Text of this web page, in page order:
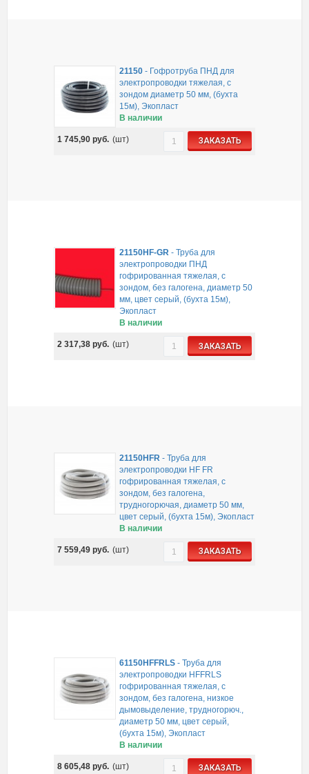
21150- Гофротруба ПНД для
электропроводки тяжелая, с
зондом диаметр 50 мм, (бухта
15м), Экопласт
В наличии
1 745,90 руб. (шт) ЗАКАЗАТЬ
21150HF-GR- Труба для
электропроводки ПНД
гофрированная тяжелая, с
зондом, без галогена, диаметр 50
мм, цвет серый, (бухта 15м),
Экопласт
В наличии
2 317,38 руб. (шт) ЗАКАЗАТЬ
21150HFR - Труба для
электропроводки HF FR
гофрированная тяжелая, с
зондом, без галогена,
трудногорючая, диаметр 50 мм,
цвет серый, (бухта 15м), Экопласт
В наличии
7 559,49 руб. (шт) ЗАКАЗАТЬ
61150HFFRLS- Труба для
электропроводки HFFRLS
гофрированная тяжелая, с
зондом, без галогена, низкое
дымовыделение, трудногорюч.,
диаметр 50 мм, цвет серый,
(бухта 15м), Экопласт
В наличии
8 605,48 руб. (шт) ЗАКАЗАТЬ